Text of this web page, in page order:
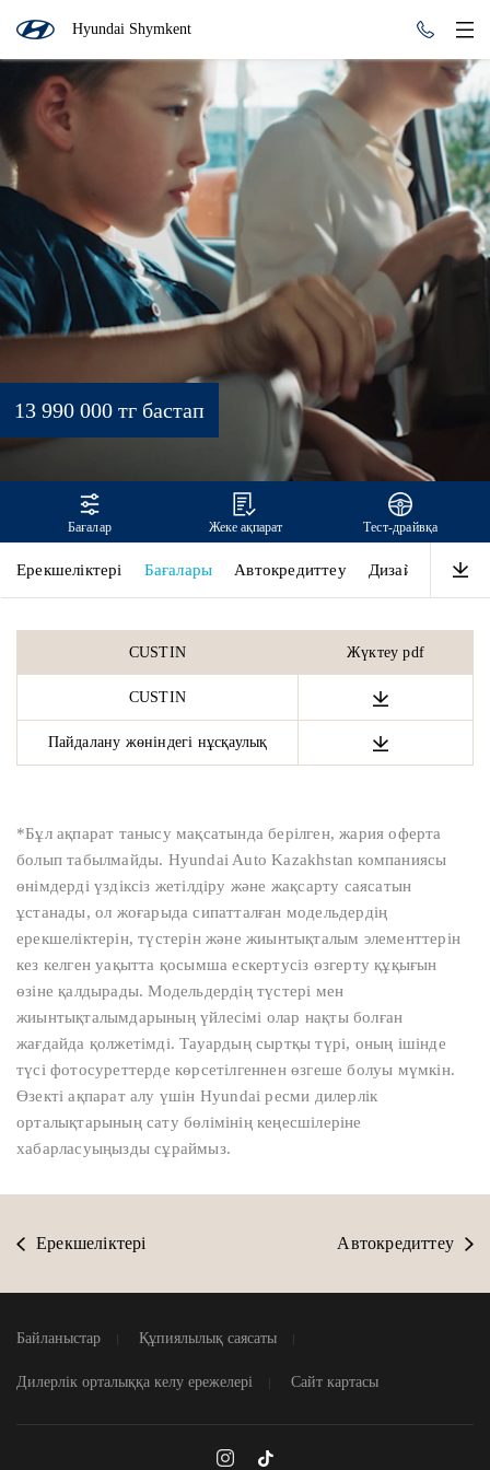
Hyundai Shymkent
CUSTIN
13 990 000 тг бастап
Бағалар Жеке ақпарат Тест-драйвқа
Ерекшеліктері Бағалары Автокредиттеу Дизайн
CUSTIN Жүктеу pdf
CUSTIN
Пайдалану жөніндегі нұсқаулық
*Бұл ақпарат танысу мақсатында берілген, жария оферта
болып табылмайды. Hyundai Auto Kazakhstan компаниясы
өнімдерді үздіксіз жетілдіру және жақсарту саясатын
ұстанады, ол жоғарыда сипатталған модельдердің
ерекшеліктерін, түстерін және жиынтықталым элементтерін
кез келген уақытта қосымша ескертусіз өзгерту құқығын
өзіне қалдырады. Модельдердің түстері мен
жиынтықталымдарының үйлесімі олар нақты болған
жағдайда қолжетімді. Тауардың сыртқы түрі, оның ішінде
түсі фотосуреттерде көрсетілгеннен өзгеше болуы мүмкін.
Өзекті ақпарат алу үшін Hyundai ресми дилерлік
орталықтарының сату бөлімінің кеңесшілеріне
хабарласуыңызды сұраймыз.
Ерекшеліктері Автокредиттеу
Байланыстар Құпиялылық саясаты
Дилерлік орталыққа келу ережелері Сайт картасы